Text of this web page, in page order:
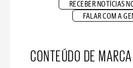
RECEBER NOTÍCIAS
FALAR COM A
CONTEÚDO DE MARCA